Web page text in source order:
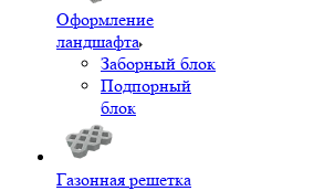
Оформление
ландшафта
Заборный блок
Подпорный
блок
Газонная решетка